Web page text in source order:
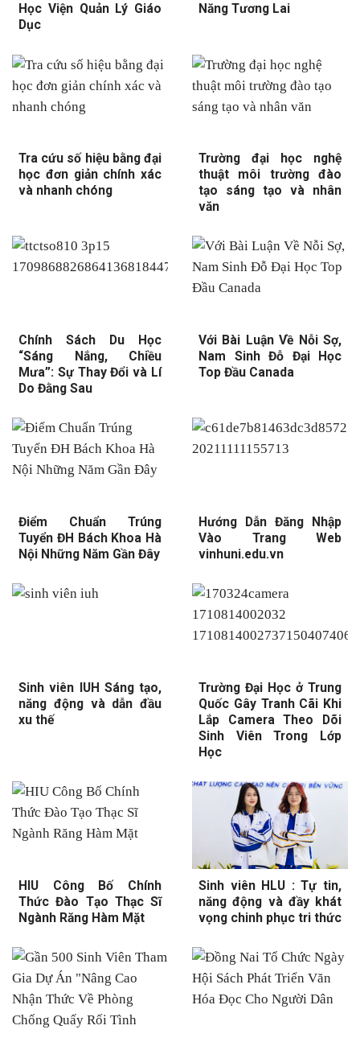
Học Viện Quản Lý Giáo
Dục
Năng Tương Lai
Tra cứu số hiệu bằng đại
học đơn giản chính xác
và nhanh chóng
Trường đại học nghệ
thuật môi trường đào
tạo sáng tạo và nhân
văn
Chính Sách Du Học
“Sáng Nắng, Chiều
Mưa”: Sự Thay Đổi và Lí
Do Đằng Sau
Với Bài Luận Về Nỗi Sợ,
Nam Sinh Đỗ Đại Học
Top Đầu Canada
Điểm Chuẩn Trúng
Tuyển ĐH Bách Khoa Hà
Nội Những Năm Gần Đây
Hướng Dẫn Đăng Nhập
Vào Trang Web
vinhuni.edu.vn
Sinh viên IUH Sáng tạo,
năng động và dẫn đầu
xu thế
Trường Đại Học ở Trung
Quốc Gây Tranh Cãi Khi
Lắp Camera Theo Dõi
Sinh Viên Trong Lớp
Học
HIU Công Bố Chính
Thức Đào Tạo Thạc Sĩ
Ngành Răng Hàm Mặt
Sinh viên HLU : Tự tin,
năng động và đầy khát
vọng chinh phục tri thức